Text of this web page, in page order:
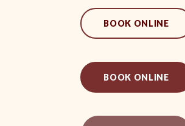
BOOK ONLINE
BOOK ONLINE